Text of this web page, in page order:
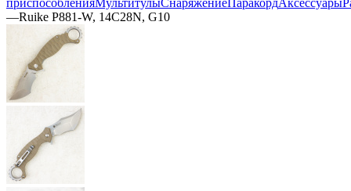
—Ruike P881-W, 14C28N, G10